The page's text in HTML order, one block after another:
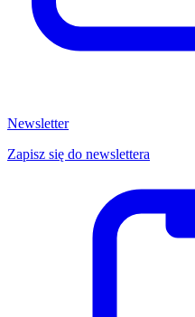
Newsletter
Zapisz się do newslettera